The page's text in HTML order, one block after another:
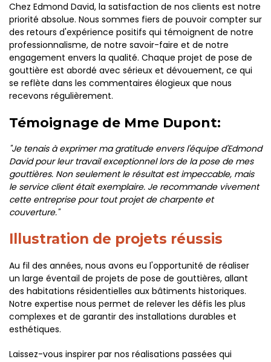
Chez Edmond David, la satisfaction de nos clients est notre
priorité absolue. Nous sommes fiers de pouvoir compter sur
des retours d'expérience positifs qui témoignent de notre
professionnalisme, de notre savoir-faire et de notre
engagement envers la qualité. Chaque projet de pose de
gouttière est abordé avec sérieux et dévouement, ce qui
se reflète dans les commentaires élogieux que nous
recevons régulièrement.
Témoignage de Mme Dupont:
"Je tenais à exprimer ma gratitude envers l'équipe d'Edmond
David pour leur travail exceptionnel lors de la pose de mes
gouttières. Non seulement le résultat est impeccable, mais
le service client était exemplaire. Je recommande vivement
cette entreprise pour tout projet de charpente et
couverture."
Illustration de projets réussis
Au fil des années, nous avons eu l'opportunité de réaliser
un large éventail de projets de pose de gouttières, allant
des habitations résidentielles aux bâtiments historiques.
Notre expertise nous permet de relever les défis les plus
complexes et de garantir des installations durables et
esthétiques.
Laissez-vous inspirer par nos réalisations passées qui